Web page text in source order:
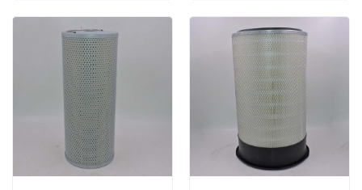
0415237010 اسم القطع: فلتر
الزيت العلامة التجارية: تويوتا
نأمل أن نكون المورد الخاص بك